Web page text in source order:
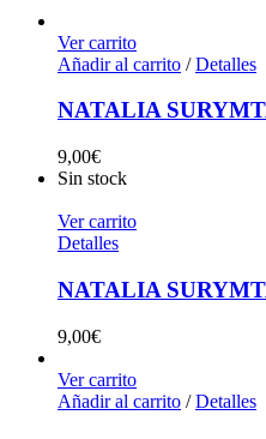
Ver carrito
Añadir al carrito / Detalles
NATALIA
9,00€
Sin stock
Ver carrito
Detalles
NATALIA
9,00€
Ver carrito
Añadir al carrito / Detalles